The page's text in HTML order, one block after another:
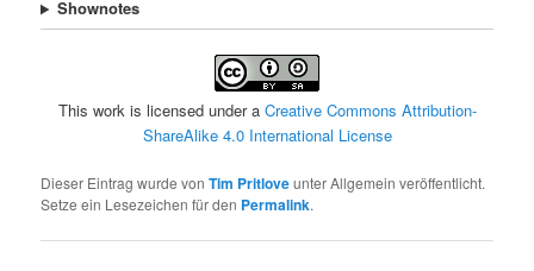
Shownotes
This work is licensed under a Creative Commons Attribution-
ShareAlike 4.0 International License
Dieser Eintrag wurde vonTim Pritloveunter Allgemein veröffentlicht.
Setze ein Lesezeichen für den Permalink.